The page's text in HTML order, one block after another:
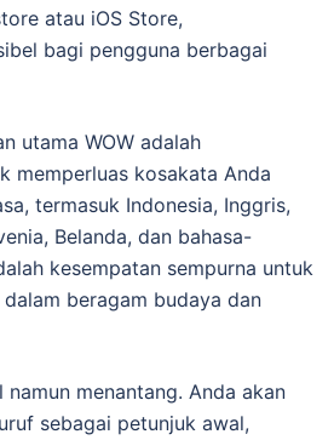
atau iOS Store,
bagi pengguna berbagai
utama WOW adalah
memperluas kosakata Anda
termasuk Indonesia, Inggris,
Belanda, dan bahasa-
kesempatan sempurna untuk
beragam budaya dan
namun menantang. Anda akan
sebagai petunjuk awal,